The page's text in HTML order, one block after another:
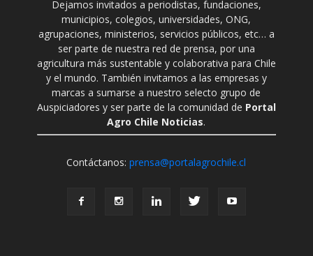
Dejamos invitados a periodistas, fundaciones,
municipios, colegios, universidades, ONG,
agrupaciones, ministerios, servicios públicos, etc… a
ser parte de nuestra red de prensa, por una
agricultura más sustentable y colaborativa para Chile
y el mundo. También invitamos a las empresas y
marcas a sumarse a nuestro selecto grupo de
Auspiciadores y ser parte de la comunidad de Portal
Agro Chile Noticias.
Contáctanos:prensa@portalagrochile.cl